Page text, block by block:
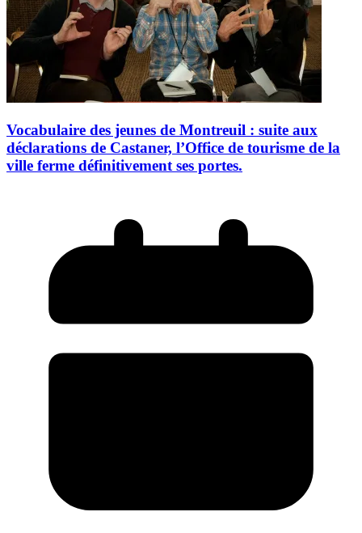
Vocabulaire des jeunes de Montreuil : suite aux
déclarations de Castaner, l’Office de tourisme de la
ville ferme définitivement ses portes.